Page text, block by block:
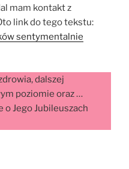
mam kontakt z
link do tego tekstu:
sentymentalnie
dalszej
poziomie oraz …
o Jego Jubileuszach